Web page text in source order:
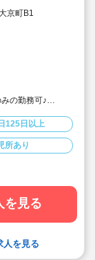
京町B1
の勤務可♪
イベートとも両
心してご勤務頂
ひとりと丁寧に
多い事業所です♪
125日以上
所あり
を見る
を見る